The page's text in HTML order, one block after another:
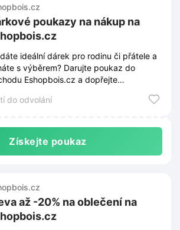
poukazy na nákup na
ideální dárek pro rodinu či přátele a
s výběrem? Darujte poukaz do
Eshopbois.cz a dopřejte
do odvolání
Získejte poukaz
až -20% na oblečení na